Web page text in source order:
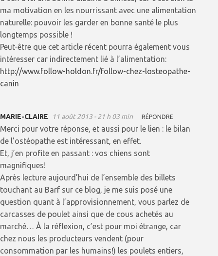
ma motivation en les nourrissant avec une alimentation
naturelle: pouvoir les garder en bonne santé le plus
longtemps possible !
Peut-être que cet article récent pourra également vous
intéresser car indirectement lié à l’alimentation:
http://www.follow-holdon.fr/follow-chez-losteopathe-
canin
MARIE-CLAIRE 11 août 2013 - 21 h 03 min RÉPONDRE
Merci pour votre réponse, et aussi pour le lien : le bilan
de l’ostéopathe est intéressant, en effet.
Et, j’en profite en passant : vos chiens sont
magnifiques!
Après lecture aujourd’hui de l’ensemble des billets
touchant au Barf sur ce blog, je me suis posé une
question quant à l’approvisionnement, vous parlez de
carcasses de poulet ainsi que de cous achetés au
marché… À la réflexion, c’est pour moi étrange, car
chez nous les producteurs vendent (pour
consommation par les humains!) les poulets entiers,